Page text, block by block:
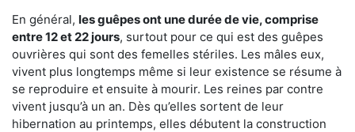
En général, les guêpes ont une durée de vie, comprise
entre 12 et 22 jours, surtout pour ce qui est des guêpes
ouvrières qui sont des femelles stériles. Les mâles eux,
vivent plus longtemps même si leur existence se résume à
se reproduire et ensuite à mourir. Les reines par contre
vivent jusqu’à un an. Dès qu’elles sortent de leur
hibernation au printemps, elles débutent la construction